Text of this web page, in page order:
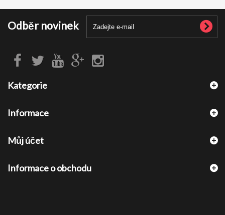
Odběr novinek
Kategorie
Informace
Můj účet
Informace o obchodu